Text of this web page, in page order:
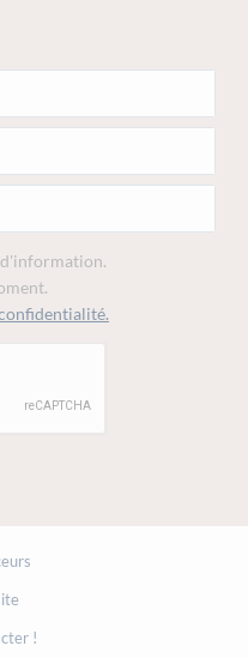
d'information.
!